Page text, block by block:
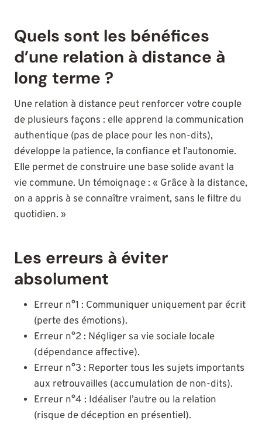
Quels sont les bénéfices
d’une relation à distance à
long terme ?
Une relation à distance peut renforcer votre couple
de plusieurs façons : elle apprend la communication
authentique (pas de place pour les non-dits),
développe la patience, la confiance et l’autonomie.
Elle permet de construire une base solide avant la
vie commune. Un témoignage : « Grâce à la distance,
on a appris à se connaître vraiment, sans le filtre du
quotidien. »
Les erreurs à éviter
absolument
Erreur n°1 : Communiquer uniquement par écrit
(perte des émotions).
Erreur n°2 : Négliger sa vie sociale locale
(dépendance affective).
Erreur n°3 : Reporter tous les sujets importants
aux retrouvailles (accumulation de non-dits).
Erreur n°4 : Idéaliser l’autre ou la relation
(risque de déception en présentiel).